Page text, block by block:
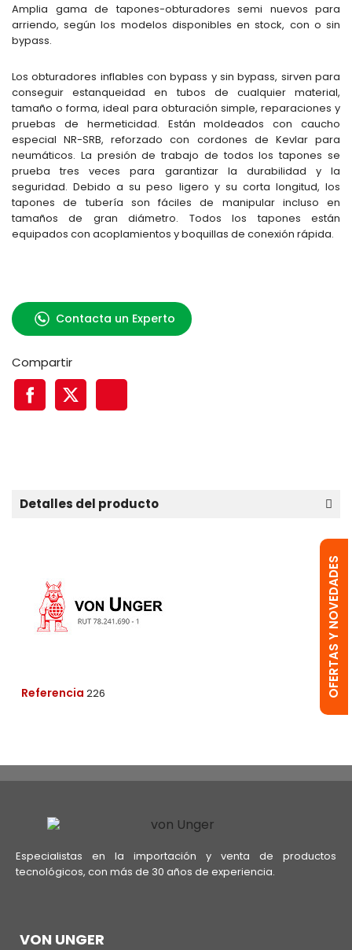
Amplia gama de tapones-obturadores semi nuevos para
arriendo, según los modelos disponibles en stock, con o sin
bypass.
Los obturadores inflables con bypass y sin bypass, sirven para
conseguir estanqueidad en tubos de cualquier material,
tamaño o forma, ideal para obturación simple, reparaciones y
pruebas de hermeticidad. Están moldeados con caucho
especial NR-SRB, reforzado con cordones de Kevlar para
neumáticos. La presión de trabajo de todos los tapones se
prueba tres veces para garantizar la durabilidad y la
seguridad. Debido a su peso ligero y su corta longitud, los
tapones de tubería son fáciles de manipular incluso en
tamaños de gran diámetro. Todos los tapones están
equipados con acoplamientos y boquillas de conexión rápida.
Contacta un Experto
Compartir
Detalles del producto
Referencia 226
Especialistas en la importación y venta de productos
tecnológicos, con más de 30 años de experiencia.
OFERTAS Y NOVEDADES
VON UNGER